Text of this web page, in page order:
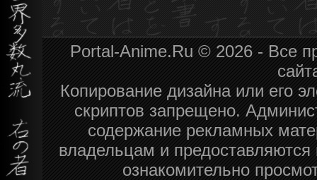
Portal-Anime.Ru © 2026 - Все
Копирование дизайна или его
скриптов запрещено.
содержание рекламных
владельцам и
ознакомительно